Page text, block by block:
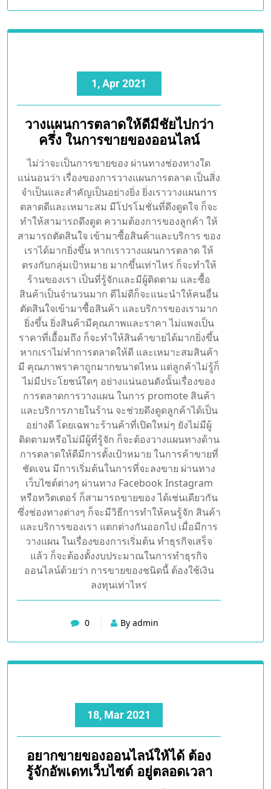
ใหญ่ๆลูกค้า จะมั่นใจได้เลยว่าพ่อค้า แม่ค้า
By admin
1, Apr 2021
วางแผนการตลาดให้ดีมีชัยไปกว่า
ครึ่ง ในการขายของออนไลน์
ไม่ว่าจะเป็นการขายของ ผ่านทางช่องทางใด
แน่นอนว่า เรื่องของการวางแผนการตลาด เป็นสิ่ง
จำเป็นและสำคัญเป็นอย่างยิ่ง ยิ่งเราวางแผนการ
ตลาดดีและเหมาะสม มีโปรโมชั่นที่ดึงดูดใจ ก็จะ
ทำให้สามารถดึงดูด ความต้องการของลูกค้า ให้
สามารถตัดสินใจ เข้ามาซื้อสินค้าและบริการ ของ
เราได้มากยิ่งขึ้น หากเราวางแผนการตลาด ให้
ตรงกับกลุ่มเป้าหมาย มากขึ้นเท่าไหร่ ก็จะทำให้
ร้านของเรา เป็นที่รู้จักและมีผู้ติดตาม และซื้อ
สินค้าเป็นจำนวนมาก ดีไม่ดีก็จะแนะนำให้คนอื่น
ตัดสินใจเข้ามาซื้อสินค้า และบริการของเรามาก
ยิ่งขึ้น ยิ่งสินค้ามีคุณภาพและราคา ไม่แพงเป็น
ราคาที่เอื้อมถึง ก็จะทำให้สินค้าขายได้มากยิ่งขึ้น
หากเราไม่ทำการตลาดให้ดี และเหมาะสมสินค้า
มี คุณภาพราคาถูกมากขนาดไหน แต่ลูกค้าไม่รู้ก็
ไม่มีประโยชน์ใดๆ อย่างแน่นอนดังนั้นเรื่องของ
การตลาดการวางแผน ในการ promote สินค้า
และบริการภายในร้าน จะช่วยดึงดูดลูกค้าได้เป็น
อย่างดี โดยเฉพาะร้านค้าที่เปิดใหม่ๆ ยังไม่มีผู้
ติดตามหรือไม่มีผู้ที่รู้จัก ก็จะต้องวางแผนทางด้าน
การตลาดให้ดีมีการตั้งเป้าหมาย ในการค้าขายที่
ชัดเจน มีการเริ่มต้นในการที่จะลงขาย ผ่านทาง
เว็บไซต์ต่างๆ ผ่านทาง Facebook Instagram
หรือทวิตเตอร์ ก็สามารถขายของ ได้เช่นเดียวกัน
ซึ่งช่องทางต่างๆ ก็จะมีวิธีการทำให้คนรู้จัก สินค้า
และบริการของเรา แตกต่างกันออกไป เมื่อมีการ
ออนไลน์ด้วยว่า การขายของชนิดนี้ ต้องใช้เงิน
0 By admin